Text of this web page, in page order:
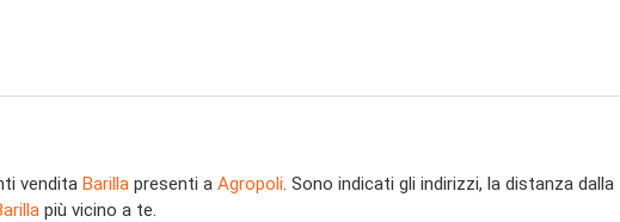
vendita Barilla presenti a Agropoli. Sono indicati gli indirizzi, la distanza
più vicino a te.